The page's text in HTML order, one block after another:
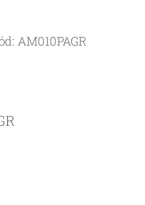
AM010PAGR